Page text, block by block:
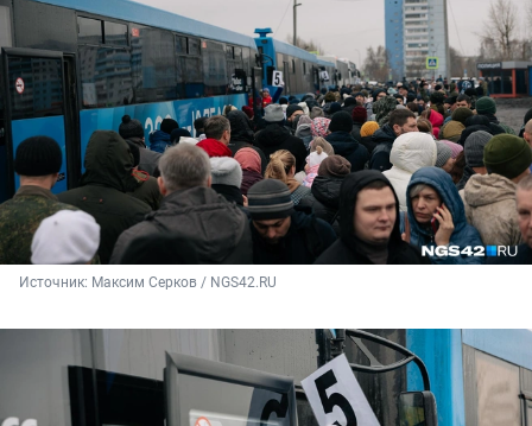
Источник: Максим Серков / NGS42.RU